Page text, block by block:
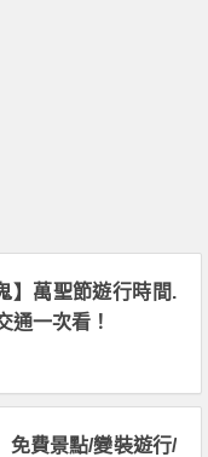
】萬聖節遊行時間.
通一次看！
免費景點/變裝遊行/